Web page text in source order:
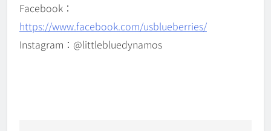
Facebook：
https://www.facebook.com/usblueberries/
Instagram：@littlebluedynamos